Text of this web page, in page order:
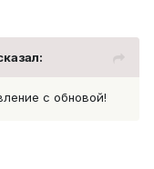
с обновой!